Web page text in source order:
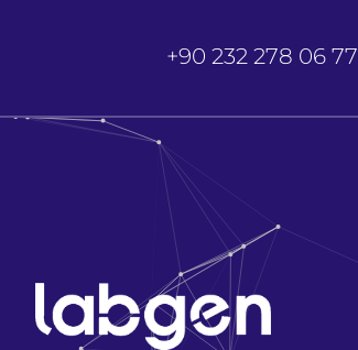
+90 232 278 06 77